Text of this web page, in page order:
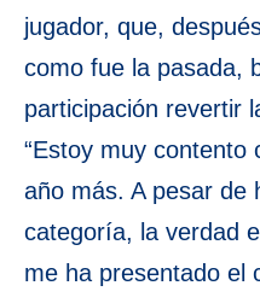
jugador, que,
como fue la pasada,
participación revertir
“Estoy muy contento
año más. A pesar de
categoría, la verdad
me ha presentado el